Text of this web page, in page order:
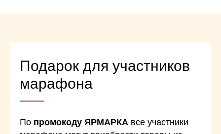
Подарок для участников
марафона
По промокоду ЯРМАРКА все участники